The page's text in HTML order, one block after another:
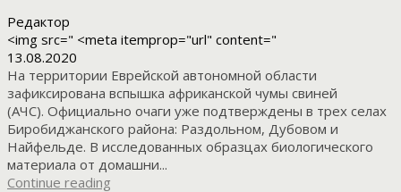
Редактор
<img src=" <meta itemprop="url" content="
13.08.2020
На территории Еврейской автономной области
зафиксирована вспышка африканской чумы свиней
(АЧС). Официально очаги уже подтверждены в трех селах
Биробиджанского района: Раздольном, Дубовом и
Найфельде. В исследованных образцах биологического
материала от домашни...
Continue reading